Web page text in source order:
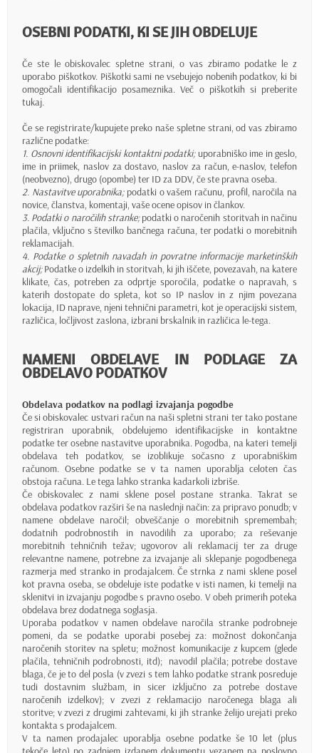
OSEBNI PODATKI, KI SE JIH OBDELUJE
Če ste le obiskovalec spletne strani, o vas zbiramo podatke le z
uporabo piškotkov. Piškotki sami ne vsebujejo nobenih podatkov, ki bi
omogočali identifikacijo posameznika. Več o piškotkih si preberite
tukaj.
Če se registrirate/kupujete preko naše spletne strani, od vas zbiramo
različne podatke:
1. Osnovni identifikacijski kontaktni podatki;uporabniško ime in geslo,
ime in priimek, naslov za dostavo, naslov za račun, e-naslov, telefon
(neobvezno), drugo (opombe) ter ID za DDV, če ste pravna oseba.
2. Nastavitve uporabnika; podatki o vašem računu, profil, naročila na
novice, članstva, komentaji, vaše ocene opisov in člankov.
3. Podatki o naročilih stranke;podatki o naročenih storitvah in načinu
plačila, vključno s številko bančnega računa, ter podatki o morebitnih
reklamacijah.
4. Podatke o spletnih navadah in povratne informacije marketinških
akcij;Podatke o izdelkih in storitvah, ki jih iščete, povezavah, na katere
klikate, čas, potreben za odprtje sporočila, podatke o napravah, s
katerih dostopate do spleta, kot so IP naslov in z njim povezana
lokacija, ID naprave, njeni tehnični parametri, kot je operacijski sistem,
različica, ločljivost zaslona, izbrani brskalnik in različica le-tega.
NAMENI OBDELAVE IN PODLAGE ZA
OBDELAVO PODATKOV
Obdelava podatkov na podlagi izvajanja pogodbe
Če si obiskovalec ustvari račun na naši spletni strani ter tako postane
registriran uporabnik, obdelujemo identifikacijske in kontaktne
podatke ter osebne nastavitve uporabnika. Pogodba, na kateri temelji
obdelava teh podatkov, se izoblikuje sočasno z uporabniškim
računom. Osebne podatke se v ta namen uporablja celoten čas
obstoja računa. Le tega lahko stranka kadarkoli izbriše.
Če obiskovalec z nami sklene posel postane stranka. Takrat se
obdelava podatkov razširi še na naslednji način: za pripravo ponudb; v
namene obdelave naročil; obveščanje o morebitnih spremembah;
dodatnih podrobnostih in navodilih za uporabo; za reševanje
morebitnih tehničnih težav; ugovorov ali reklamacij ter za druge
relevantne namene, potrebne za izvajanje ali sklepanje pogodbenega
razmerja med stranko in prodajalcem. Če strnka z nami sklene posel
kot pravna oseba, se obdeluje iste podatke v isti namen, ki temelji na
sklenitvi in izvajanju pogodbe s pravno osebo. V obeh primerih poteka
obdelava brez dodatnega soglasja.
Uporaba podatkov v namen obdelave naročila stranke podrobneje
pomeni, da se podatke uporabi posebej za: možnost dokončanja
naročenih storitev na spletu; možnost komunikacije z kupcem (glede
plačila, tehničnih podrobnosti, itd); navodil plačila; potrebe dostave
blaga, če je to del posla (v zvezi s tem lahko podatke strank posreduje
tudi dostavnim službam, in sicer izključno za potrebe dostave
naročenih izdelkov); v zvezi z reklamacijo naročenega blaga ali
storitve; v zvezi z drugimi zahtevami, ki jih stranke želijo urejati preko
kontakta s prodajalcem.
V ta namen prodajalec uporablja osebne podatke še 10 let (plus